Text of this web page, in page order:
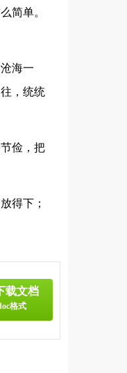
简单。
海一
，统统
俭，把
得下；
载文档
格式